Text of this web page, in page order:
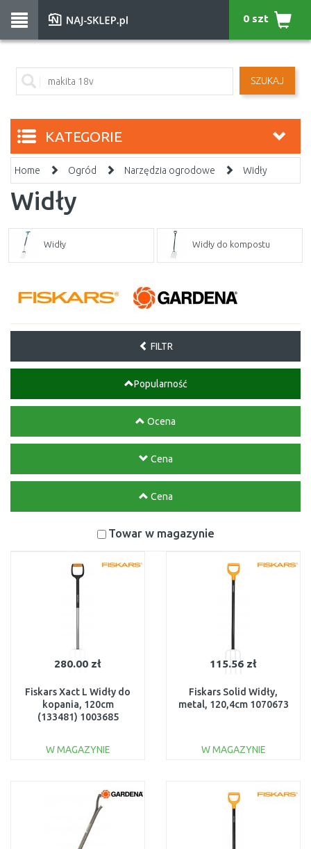
SZUKAJ
0 szt
KATEGORIE
Home Ogród Narzędzia ogrodowe Widły
Widły
Widły Widły do kompostu
FILTR
Popularność
Ocena
Cena
Cena
Towar w magazynie
280.00 zł
Fiskars Xact L Widły do
kopania, 120cm
(133481) 1003685
W MAGAZYNIE
Do porównania
115.56 zł
Fiskars Solid Widły,
metal, 120,4cm 1070673
W MAGAZYNIE
Do porównania